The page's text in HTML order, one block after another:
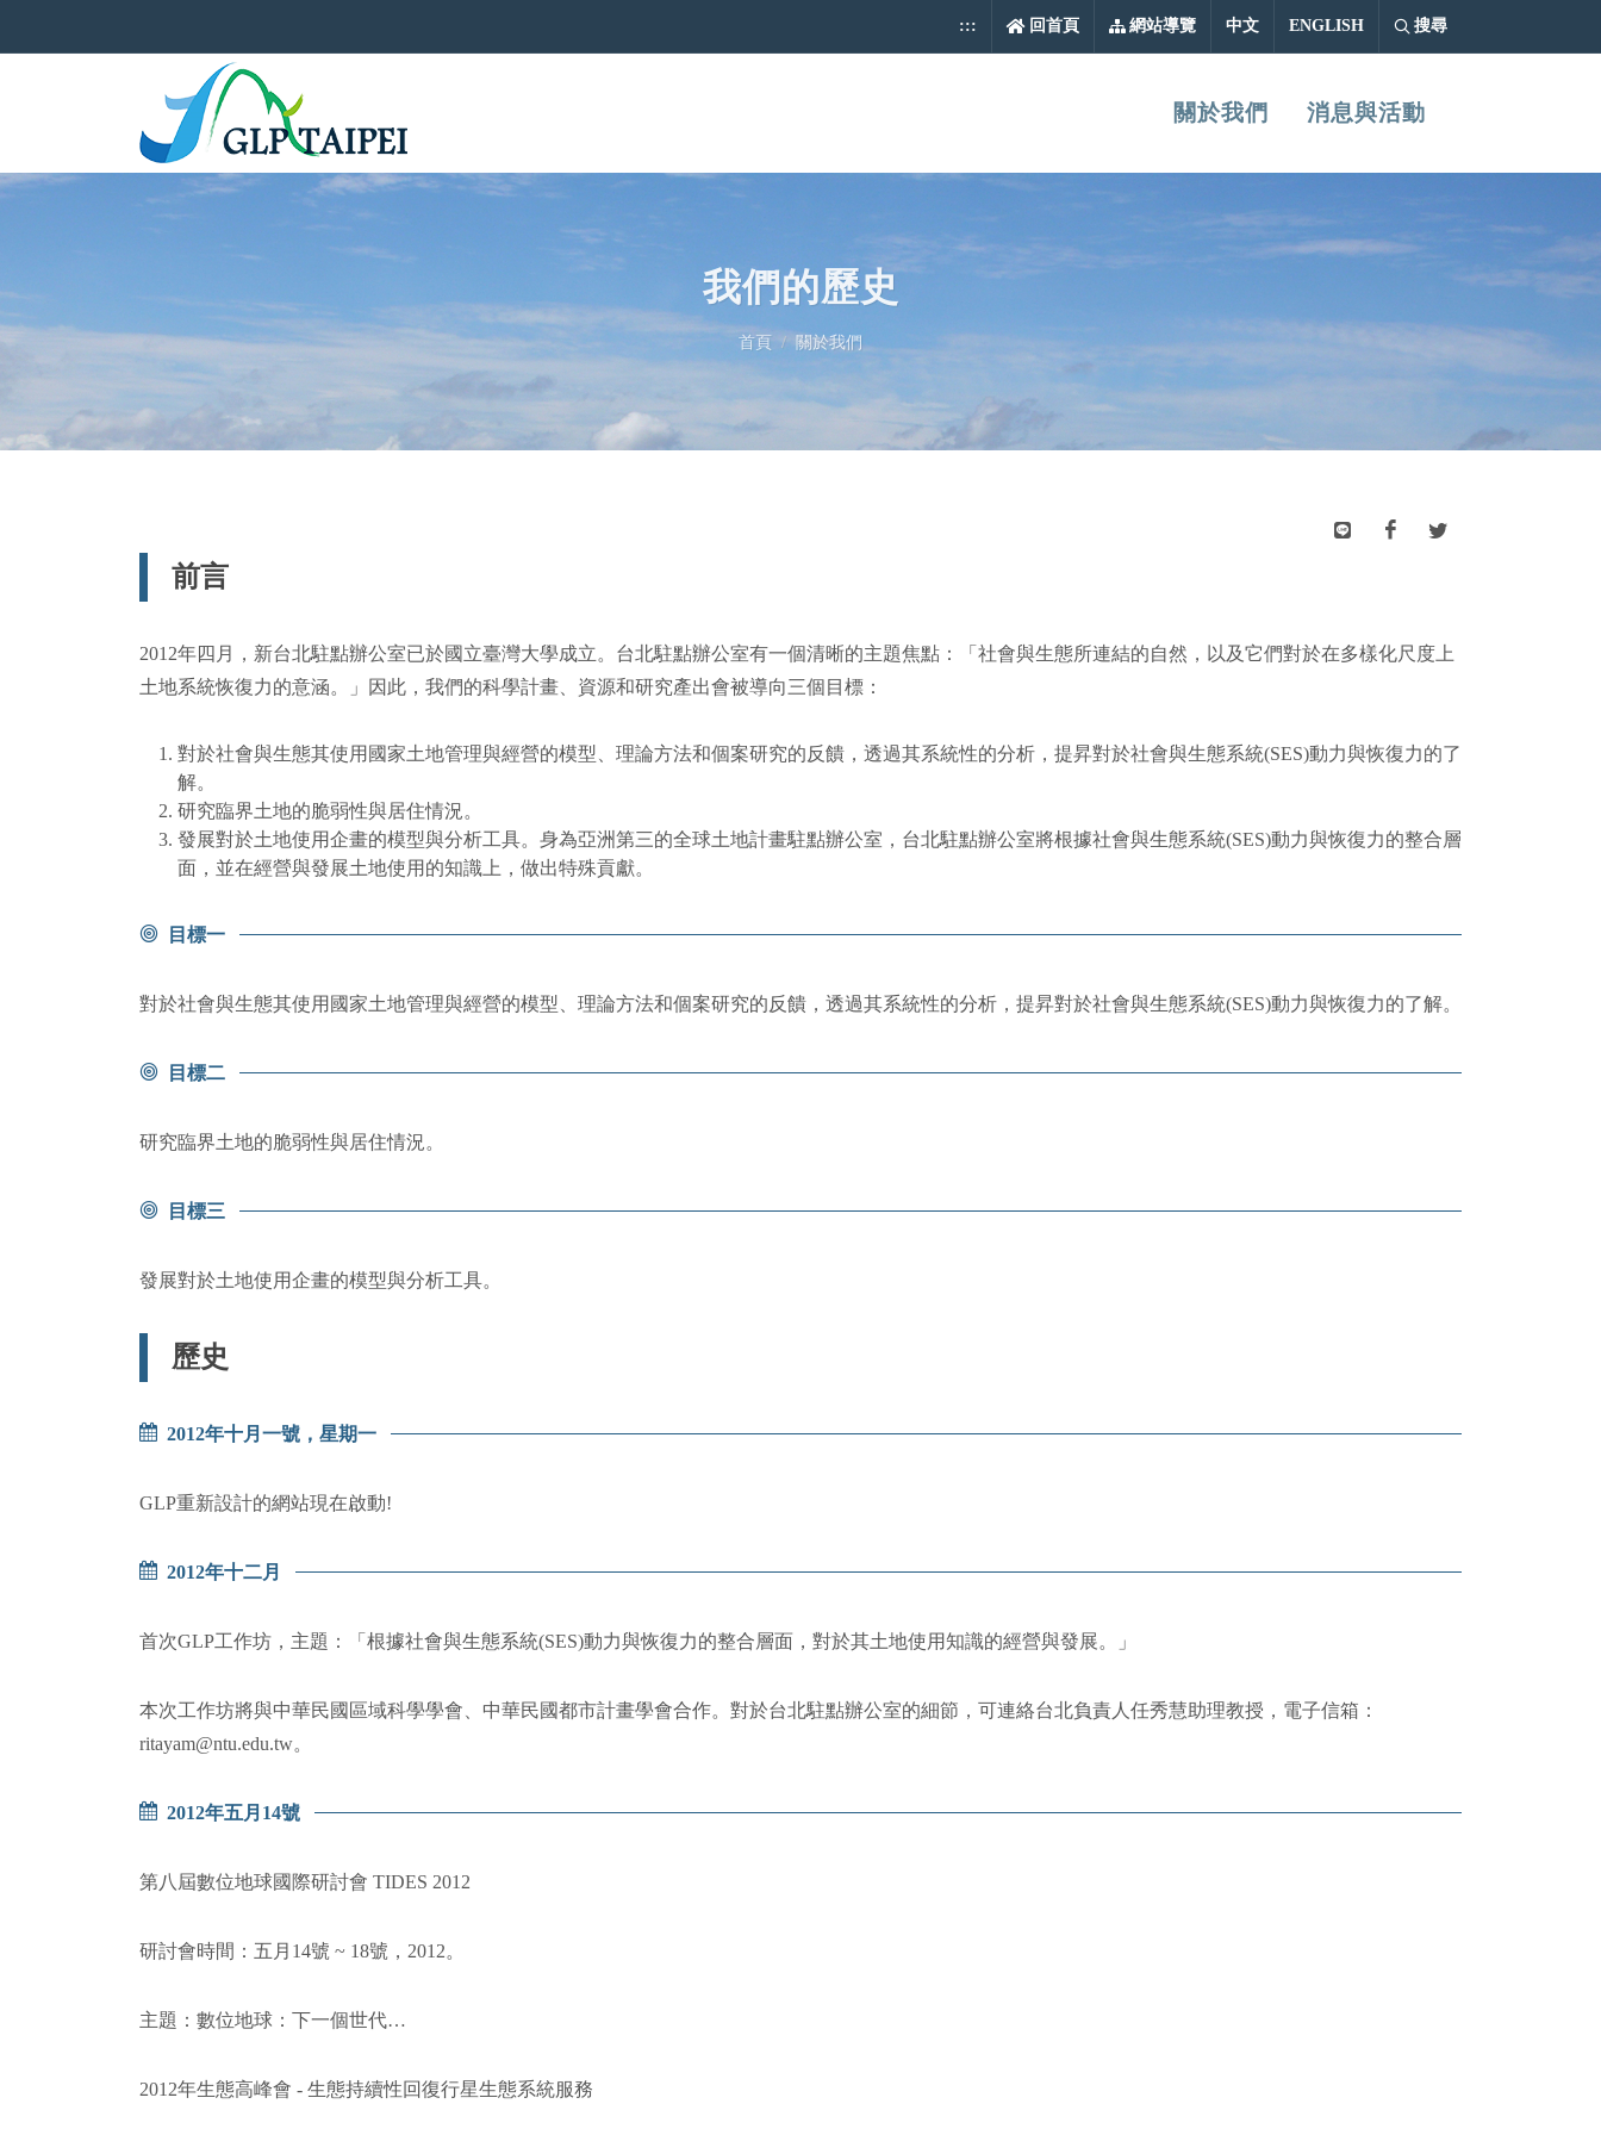
::: 回首頁 網站導覽 中文中文ENGLISHENGLISH
搜尋
關於我們 消息與活動
我們的歷史
首頁 關於我們
前言
2012年四月，新台北駐點辦公室已於國立臺灣大學成立。台北駐點辦公室有一個清晰的主題焦點：「社會與生態所連結的自然，以及它們對於在多樣化尺度上
土地系統恢復力的意涵。」因此，我們的科學計畫、資源和研究產出會被導向三個目標：
對於社會與生態其使用國家土地管理與經營的模型、理論方法和個案研究的反饋，透過其系統性的分析，提昇對於社會與生態系統(SES)動力與恢復力的了
解。
研究臨界土地的脆弱性與居住情況。
發展對於土地使用企畫的模型與分析工具。身為亞洲第三的全球土地計畫駐點辦公室，台北駐點辦公室將根據社會與生態系統(SES)動力與恢復力的整合層
面，並在經營與發展土地使用的知識上，做出特殊貢獻。
目標一
對於社會與生態其使用國家土地管理與經營的模型、理論方法和個案研究的反饋，透過其系統性的分析，提昇對於社會與生態系統(SES)動力與恢復力的了解。
目標二
研究臨界土地的脆弱性與居住情況。
目標三
發展對於土地使用企畫的模型與分析工具。
歷史
2012年十月一號，星期一
GLP重新設計的網站現在啟動!
2012年十二月
首次GLP工作坊，主題：「根據社會與生態系統(SES)動力與恢復力的整合層面，對於其土地使用知識的經營與發展。」
本次工作坊將與中華民國區域科學學會、中華民國都市計畫學會合作。對於台北駐點辦公室的細節，可連絡台北負責人任秀慧助理教授，電子信箱：
ritayam@ntu.edu.tw。
2012年五月14號
第八屆數位地球國際研討會 TIDES 2012
研討會時間：五月14號 ~ 18號，2012。
主題：數位地球：下一個世代…
2012年生態高峰會 - 生態持續性回復行星生態系統服務